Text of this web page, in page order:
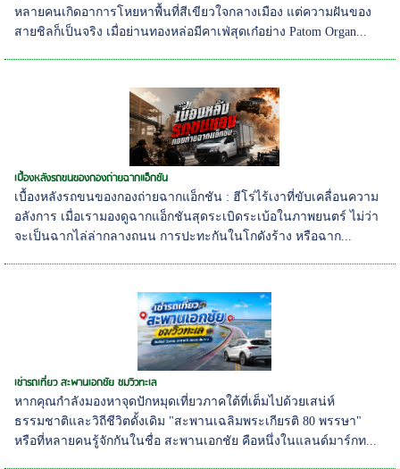
หลายคนเกิดอาการโหยหาพื้นที่สีเขียวใจกลางเมือง แต่ความฝันของ
สายชิลก็เป็นจริง เมื่อย่านทองหล่อมีคาเฟ่สุดเก๋อย่าง Patom Organ...
เบื้องหลังรถขนของกองถ่ายฉากแอ็กชัน
เบื้องหลังรถขนของกองถ่ายฉากแอ็กชัน : ฮีโร่ไร้เงาที่ขับเคลื่อนความ
อลังการ เมื่อเรามองดูฉากแอ็กชันสุดระเบิดระเบ้อในภาพยนตร์ ไม่ว่า
จะเป็นฉากไล่ล่ากลางถนน การปะทะกันในโกดังร้าง หรือฉาก...
เช่ารถเที่ยว สะพานเอกชัย ชมวิวทะเล
หากคุณกำลังมองหาจุดปักหมุดเที่ยวภาคใต้ที่เต็มไปด้วยเสน่ห์
ธรรมชาติและวิถีชีวิตดั้งเดิม "สะพานเฉลิมพระเกียรติ 80 พรรษา"
หรือที่หลายคนรู้จักกันในชื่อ สะพานเอกชัย คือหนึ่งในแลนด์มาร์กท...